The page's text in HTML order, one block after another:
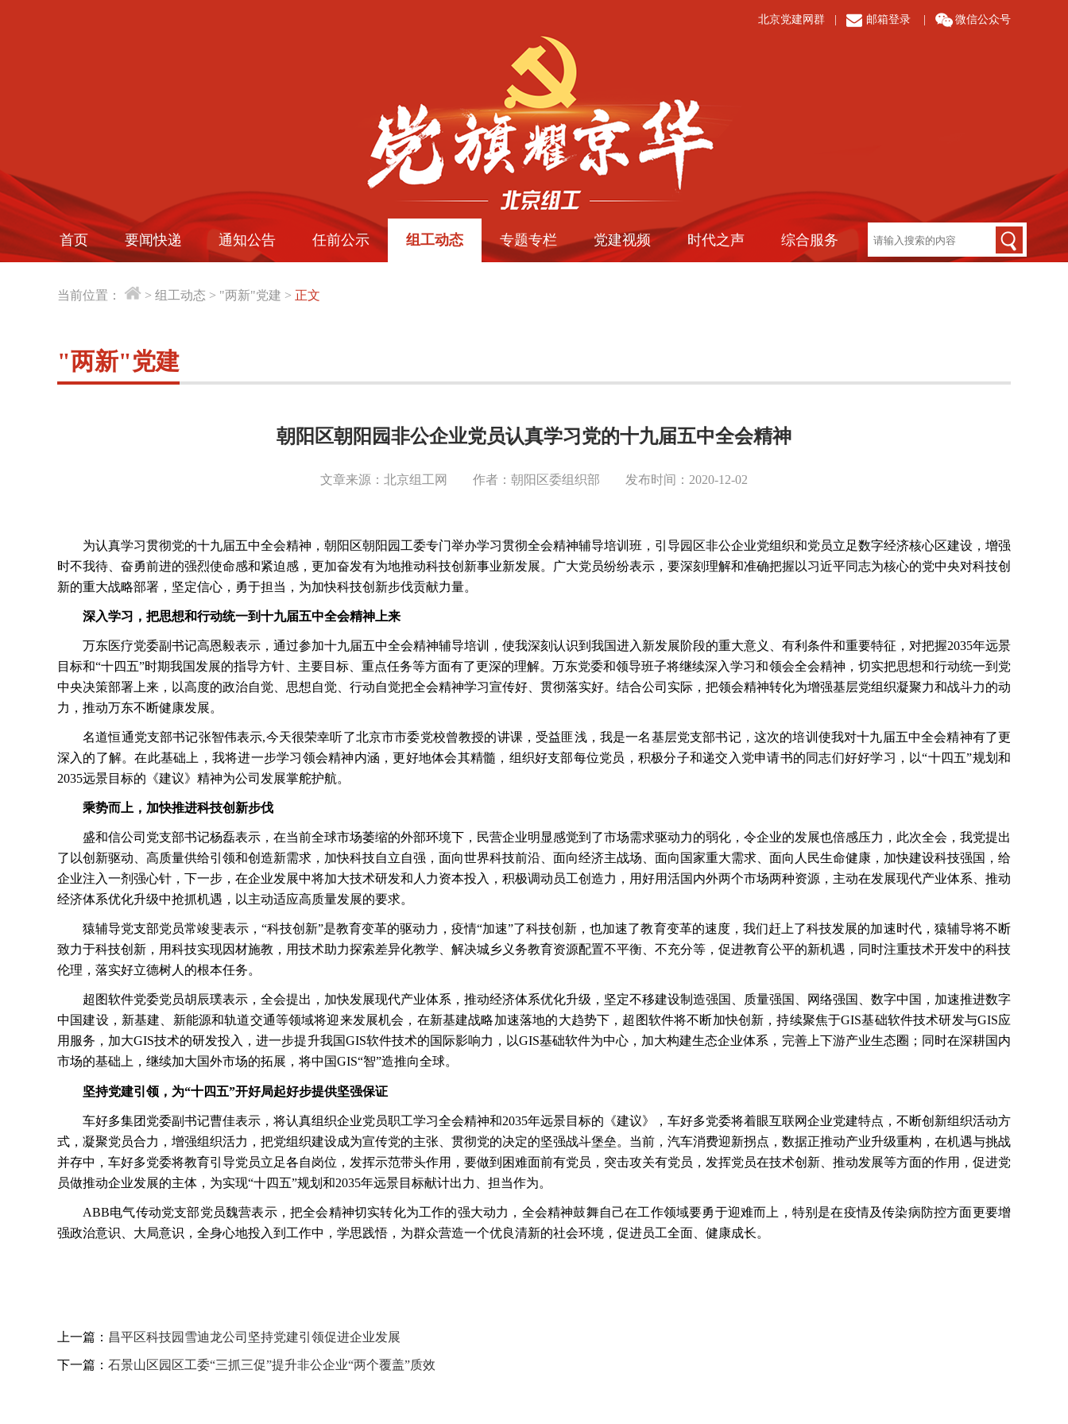
北京党建网群 邮箱登录 微信公众号
首页 要闻快递 通知公告 任前公示 组工动态 专题专栏 党建视频 时代之声 综合服务
当前位置： > 组工动态 > "两新"党建 > 正文
"两新"党建
朝阳区朝阳园非公企业党员认真学习党的十九届五中全会精神
文章来源：北京组工网 作者：朝阳区委组织部 发布时间：2020-12-02
为认真学习贯彻党的十九届五中全会精神，朝阳区朝阳园工委专门举办学习贯彻全会精神辅导培训班，引导园区非公企业党组织和党员立足数字经济核心区建设，增强
时不我待、奋勇前进的强烈使命感和紧迫感，更加奋发有为地推动科技创新事业新发展。广大党员纷纷表示，要深刻理解和准确把握以习近平同志为核心的党中央对科技创
新的重大战略部署，坚定信心，勇于担当，为加快科技创新步伐贡献力量。
深入学习，把思想和行动统一到十九届五中全会精神上来
万东医疗党委副书记高恩毅表示，通过参加十九届五中全会精神辅导培训，使我深刻认识到我国进入新发展阶段的重大意义、有利条件和重要特征，对把握2035年远景
目标和“十四五”时期我国发展的指导方针、主要目标、重点任务等方面有了更深的理解。万东党委和领导班子将继续深入学习和领会全会精神，切实把思想和行动统一到党
中央决策部署上来，以高度的政治自觉、思想自觉、行动自觉把全会精神学习宣传好、贯彻落实好。结合公司实际，把领会精神转化为增强基层党组织凝聚力和战斗力的动
力，推动万东不断健康发展。
名道恒通党支部书记张智伟表示,今天很荣幸听了北京市市委党校曾教授的讲课，受益匪浅，我是一名基层党支部书记，这次的培训使我对十九届五中全会精神有了更
深入的了解。在此基础上，我将进一步学习领会精神内涵，更好地体会其精髓，组织好支部每位党员，积极分子和递交入党申请书的同志们好好学习，以“十四五”规划和
2035远景目标的《建议》精神为公司发展掌舵护航。
乘势而上，加快推进科技创新步伐
盛和信公司党支部书记杨磊表示，在当前全球市场萎缩的外部环境下，民营企业明显感觉到了市场需求驱动力的弱化，令企业的发展也倍感压力，此次全会，我党提出
了以创新驱动、高质量供给引领和创造新需求，加快科技自立自强，面向世界科技前沿、面向经济主战场、面向国家重大需求、面向人民生命健康，加快建设科技强国，给
企业注入一剂强心针，下一步，在企业发展中将加大技术研发和人力资本投入，积极调动员工创造力，用好用活国内外两个市场两种资源，主动在发展现代产业体系、推动
经济体系优化升级中抢抓机遇，以主动适应高质量发展的要求。
猿辅导党支部党员常竣斐表示， “科技创新”是教育变革的驱动力，疫情“加速”了科技创新，也加速了教育变革的速度，我们赶上了科技发展的加速时代，猿辅导将不断
致力于科技创新，用科技实现因材施教，用技术助力探索差异化教学、解决城乡义务教育资源配置不平衡、不充分等，促进教育公平的新机遇，同时注重技术开发中的科技
伦理，落实好立德树人的根本任务。
超图软件党委党员胡辰璞表示，全会提出，加快发展现代产业体系，推动经济体系优化升级，坚定不移建设制造强国、质量强国、网络强国、数字中国，加速推进数字
中国建设，新基建、新能源和轨道交通等领域将迎来发展机会，在新基建战略加速落地的大趋势下，超图软件将不断加快创新，持续聚焦于GIS基础软件技术研发与GIS应
用服务，加大GIS技术的研发投入，进一步提升我国GIS软件技术的国际影响力，以GIS基础软件为中心，加大构建生态企业体系，完善上下游产业生态圈；同时在深耕国内
市场的基础上，继续加大国外市场的拓展，将中国GIS“智”造推向全球。
坚持党建引领，为“十四五”开好局起好步提供坚强保证
车好多集团党委副书记曹佳表示，将认真组织企业党员职工学习全会精神和2035年远景目标的《建议》，车好多党委将着眼互联网企业党建特点，不断创新组织活动方
式，凝聚党员合力，增强组织活力，把党组织建设成为宣传党的主张、贯彻党的决定的坚强战斗堡垒。当前，汽车消费迎新拐点，数据正推动产业升级重构，在机遇与挑战
并存中，车好多党委将教育引导党员立足各自岗位，发挥示范带头作用，要做到困难面前有党员，突击攻关有党员，发挥党员在技术创新、推动发展等方面的作用，促进党
员做推动企业发展的主体，为实现“十四五”规划和2035年远景目标献计出力、担当作为。
ABB电气传动党支部党员魏营表示，把全会精神切实转化为工作的强大动力，全会精神鼓舞自己在工作领域要勇于迎难而上，特别是在疫情及传染病防控方面更要增
强政治意识、大局意识，全身心地投入到工作中，学思践悟，为群众营造一个优良清新的社会环境，促进员工全面、健康成长。
上一篇： 昌平区科技园雪迪龙公司坚持党建引领促进企业发展
下一篇： 石景山区园区工委“三抓三促”提升非公企业“两个覆盖”质效